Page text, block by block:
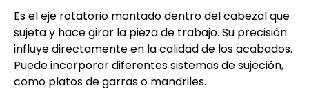
Es el eje rotatorio montado dentro del cabezal que
sujeta y hace girar la pieza de trabajo. Su precisión
influye directamente en la calidad de los acabados.
Puede incorporar diferentes sistemas de sujeción,
como platos de garras o mandriles.